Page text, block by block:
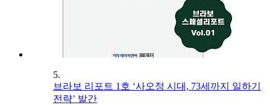
5.
브라보 리포트 1호 ‘사오정 시대, 73세까지 일하기
전략’ 발간